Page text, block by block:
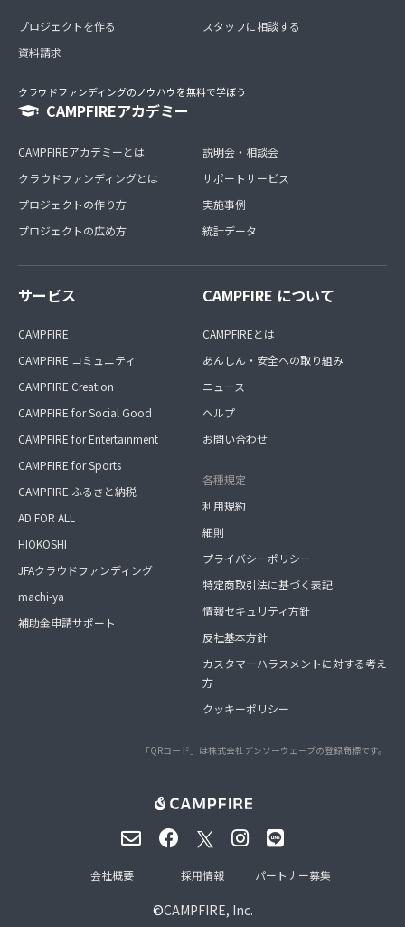
プロジェクトを作る
資料請求
スタッフに相談する
クラウドファンディングのノウハウを無料で学ぼう
CAMPFIREアカデミー
CAMPFIREアカデミーとは
クラウドファンディングとは
プロジェクトの作り方
プロジェクトの広め方
説明会・相談会
サポートサービス
実施事例
統計データ
サービス
CAMPFIRE
CAMPFIRE コミュニティ
CAMPFIRE Creation
CAMPFIRE for Social Good
CAMPFIRE for Entertainment
CAMPFIRE for Sports
CAMPFIRE ふるさと納税
AD FOR ALL
HIOKOSHI
JFAクラウドファンディング
machi-ya
補助金申請サポート
CAMPFIRE について
CAMPFIREとは
あんしん・安全への取り組み
ニュース
ヘルプ
お問い合わせ
各種規定
利用規約
細則
プライバシーポリシー
特定商取引法に基づく表記
情報セキュリティ方針
反社基本方針
カスタマーハラスメントに対する考え
方
クッキーポリシー
「QRコード」は株式会社デンソーウェーブの登録商標です。
©CAMPFIRE, Inc.
会社概要 採用情報 パートナー募集